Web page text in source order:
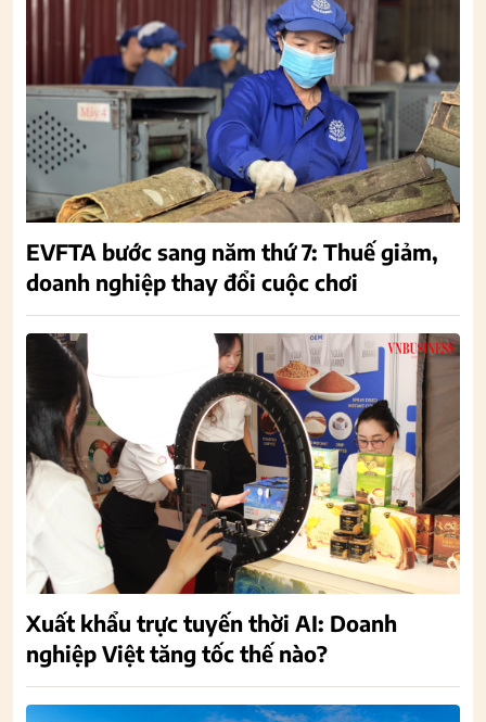
EVFTA bước sang năm thứ 7: Thuế giảm,
doanh nghiệp thay đổi cuộc chơi
Xuất khẩu trực tuyến thời AI: Doanh
nghiệp Việt tăng tốc thế nào?